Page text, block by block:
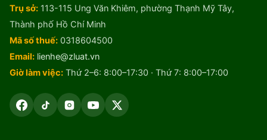
Trụ sở: 113-115 Ung Văn Khiêm, phường Thạnh Mỹ Tây,
Thành phố Hồ Chí Minh
Mã số thuế: 0318604500
Email: lienhe@zluat.vn
Giờ làm việc: Thứ 2–6: 8:00–17:30 · Thứ 7: 8:00–17:00